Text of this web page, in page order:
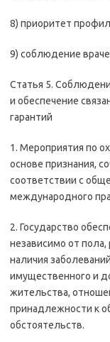
8) приоритет
9) соблюдение
Статья 5.
и обеспечение
гарантий
1. Мероприятия по
основе признания,
соответствии с
международного
2. Государство
независимо от пола,
наличия
имущественного и
жительства,
принадлежности к
обстоятельств.